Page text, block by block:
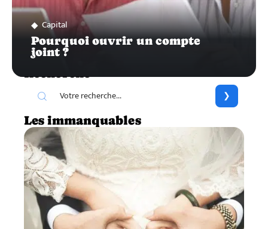
Capital
Pourquoi ouvrir un compte
joint ?
Recherche
Les immanquables